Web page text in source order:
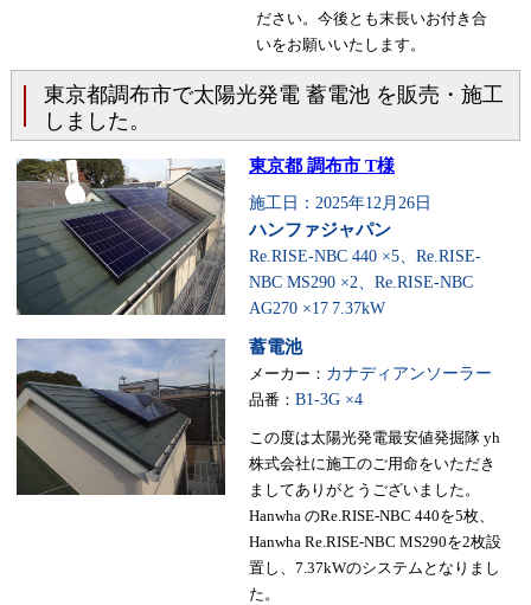
ださい。今後とも末長いお付き合
いをお願いいたします。
東京都調布市で太陽光発電 蓄電池 を販売・施工
しました。
東京都 調布市 T様
施工日：2025年12月26日
ハンファジャパン
Re.RISE-NBC 440 ×5、Re.RISE-
NBC MS290 ×2、Re.RISE-NBC
AG270 ×17 7.37kW
蓄電池
メーカー： カナディアンソーラー
品番： B1-3G ×4
この度は太陽光発電最安値発掘隊 yh
株式会社に施工のご用命をいただき
ましてありがとうございました。
Hanwha のRe.RISE-NBC 440を5枚、
Hanwha Re.RISE-NBC MS290を2枚設
置し、7.37kWのシステムとなりまし
た。